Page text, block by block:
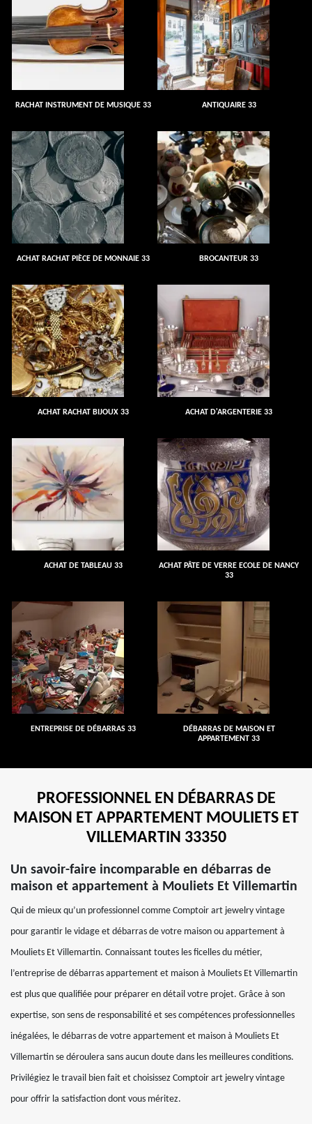
RACHAT INSTRUMENT DE MUSIQUE 33 ANTIQUAIRE 33
ACHAT RACHAT PIÈCE DE MONNAIE 33 BROCANTEUR 33
ACHAT RACHAT BIJOUX 33 ACHAT D'ARGENTERIE 33
ACHAT DE TABLEAU 33
ACHAT PÂTE DE VERRE ECOLE DE NANCY
33
ENTREPRISE DE DÉBARRAS 33
DÉBARRAS DE MAISON ET
APPARTEMENT 33
PROFESSIONNEL EN DÉBARRAS DE
MAISON ET APPARTEMENT MOULIETS ET
VILLEMARTIN 33350
Un savoir-faire incomparable en débarras de
maison et appartement à Mouliets Et Villemartin
Qui de mieux qu’un professionnel comme Comptoir art jewelry vintage
pour garantir le vidage et débarras de votre maison ou appartement à
Mouliets Et Villemartin. Connaissant toutes les ficelles du métier,
l’entreprise de débarras appartement et maison à Mouliets Et Villemartin
est plus que qualifiée pour préparer en détail votre projet. Grâce à son
expertise, son sens de responsabilité et ses compétences professionnelles
inégalées, le débarras de votre appartement et maison à Mouliets Et
Villemartin se déroulera sans aucun doute dans les meilleures conditions.
Privilégiez le travail bien fait et choisissez Comptoir art jewelry vintage
pour offrir la satisfaction dont vous méritez.